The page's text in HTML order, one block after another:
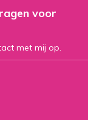
voor
met mij op.